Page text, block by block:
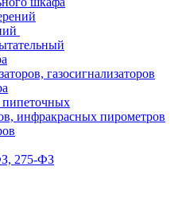
газосигнализаторов
пипеточных
инфракрасных пирометров
275-ФЗ